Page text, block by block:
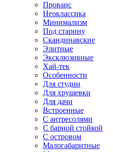
Прованс
Неоклассика
Минимализм
Под старину
Скандинавские
Элитные
Эксклюзивные
Хай-тек
Особенности
Для студии
Для хрущевки
Для дачи
Встроенные
С антресолями
С барной стойкой
С островом
Малогабаритные